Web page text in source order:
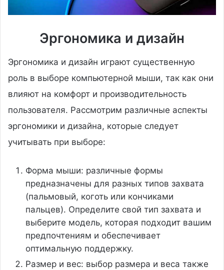
Эргономика и дизайн
Эргономика и дизайн играют существенную
роль в выборе компьютерной мыши, так как они
влияют на комфорт и производительность
пользователя. Рассмотрим различные аспекты
эргономики и дизайна, которые следует
учитывать при выборе:
Форма мыши: различные формы
предназначены для разных типов захвата
(пальмовый, коготь или кончиками
пальцев). Определите свой тип захвата и
выберите модель, которая подходит вашим
предпочтениям и обеспечивает
оптимальную поддержку.
Размер и вес: выбор размера и веса также